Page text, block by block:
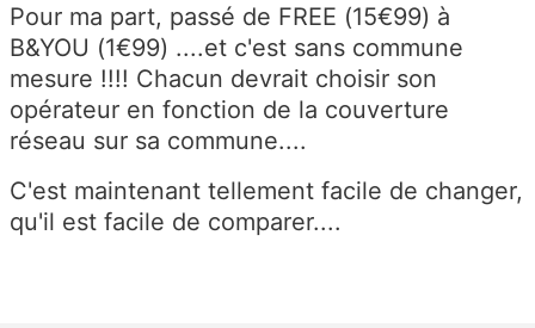
Pour ma part, passé de FREE (15€99) à
B&YOU (1€99) ....et c'est sans commune
mesure !!!! Chacun devrait choisir son
opérateur en fonction de la couverture
réseau sur sa commune....
C'est maintenant tellement facile de changer,
qu'il est facile de comparer....